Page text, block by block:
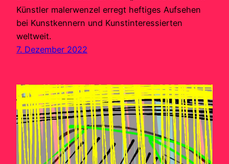
Künstler malerwenzel erregt heftiges Aufsehen
bei Kunstkennern und Kunstinteressierten
weltweit.
7. Dezember 2022